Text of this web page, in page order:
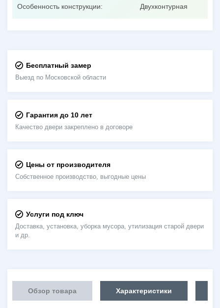
Особенность конструкции: Двухконтурная
Бесплатный замер
Выезд по Московской области
Гарантия до 10 лет
Качество двери закреплено в договоре
Цены от производителя
Собственное производство, выгодные цены
Услуги под ключ
Доставка, установка, уборка мусора, утилизация старой двери
и др.
Обзор товара Характеристики